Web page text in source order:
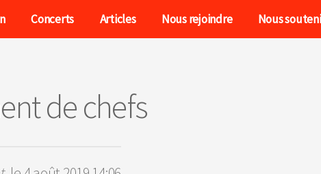
Concerts Articles Nous rejoindre Nous
de chefs